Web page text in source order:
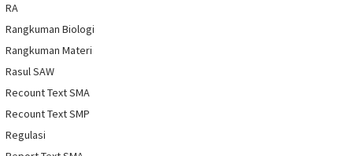
RA
Rangkuman Biologi
Rangkuman Materi
Rasul SAW
Recount Text SMA
Recount Text SMP
Regulasi